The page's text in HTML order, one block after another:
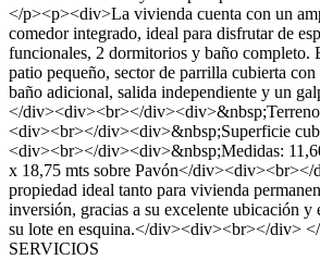
</p><p><div>La vivienda cuenta con un
comedor integrado, ideal para disfrutar de
funcionales, 2 dormitorios y baño completo.
patio pequeño, sector de parrilla cubierta
baño adicional, salida independiente y un
</div><div><br></
<div><br></div><div>&nbsp;Superficie
<div><br></div><div>&nbsp;Medidas:
x 18,75 mts sobre Pavón</
propiedad ideal tanto para vivienda
inversión, gracias a su excelente ubicación y
su lote en esquina.</div><div><br></div>
SERVICIOS